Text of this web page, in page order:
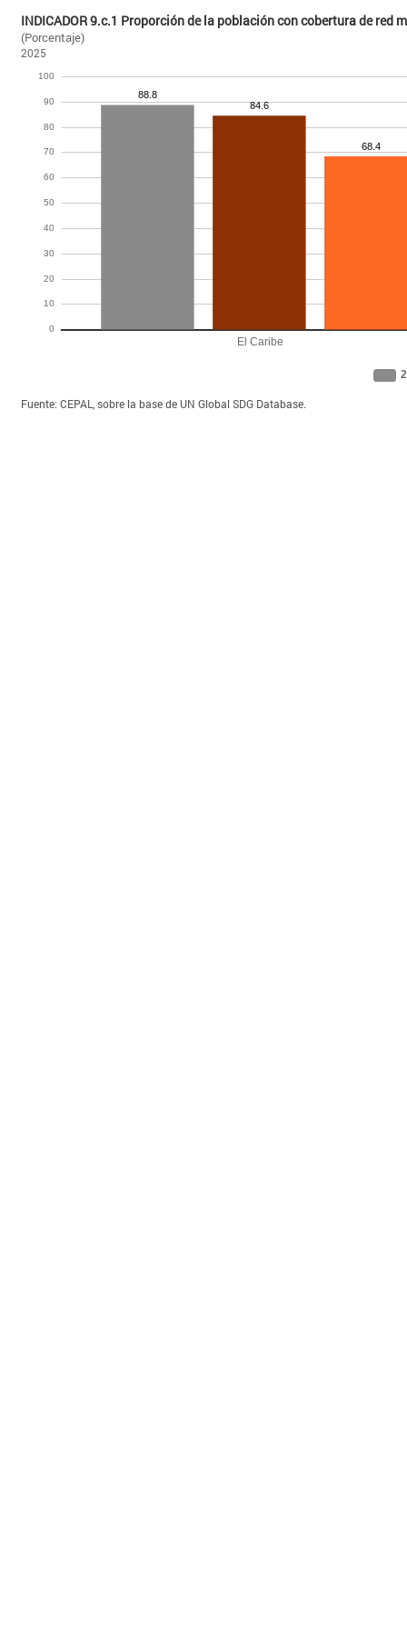
INDICADOR 9.c.1 Proporción de la población con cobertura de red
(Porcentaje)
2025
Fuente: CEPAL, sobre la base de UN Global SDG Database.